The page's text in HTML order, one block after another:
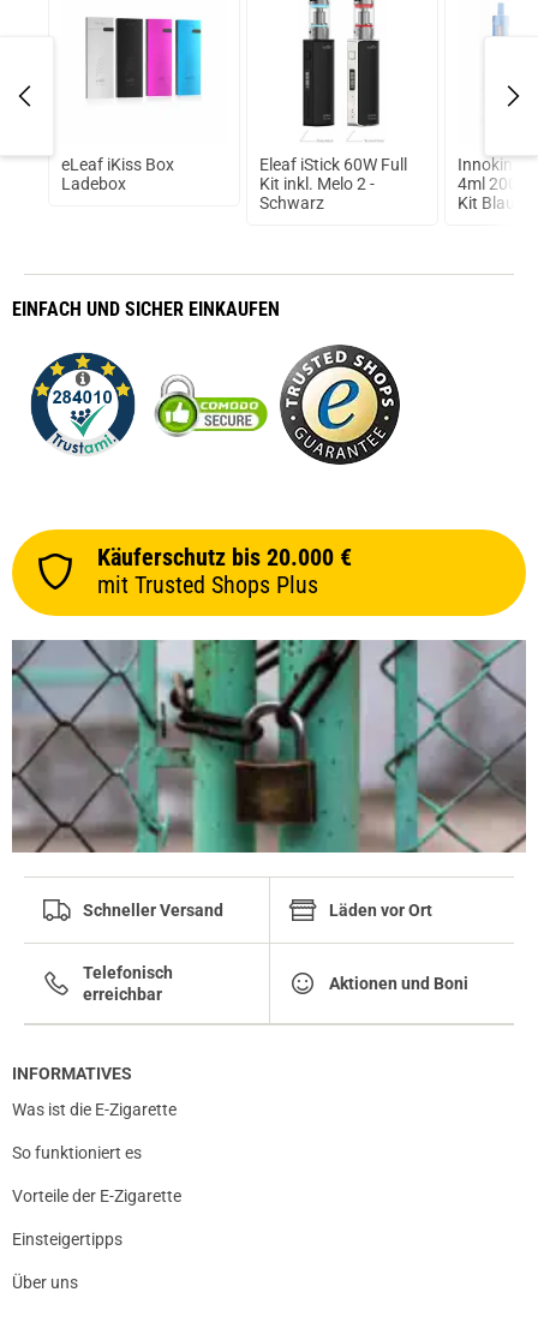
eLeaf iKiss Box
Ladebox
Eleaf iStick 60W Full
Kit inkl. Melo 2 -
Schwarz
Innokin
4ml
Kit Blau
EINFACH UND SICHER EINKAUFEN
Käuferschutz bis 20.000 €
mit Trusted Shops Plus
Schneller Versand Läden vor Ort
Telefonisch
erreichbar
Aktionen und Boni
INFORMATIVES
Was ist die E-Zigarette
So funktioniert es
Vorteile der E-Zigarette
Einsteigertipps
Über uns